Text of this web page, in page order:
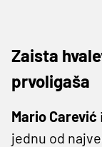
Zaista
prvoligaša
Mario Carević
jednu od